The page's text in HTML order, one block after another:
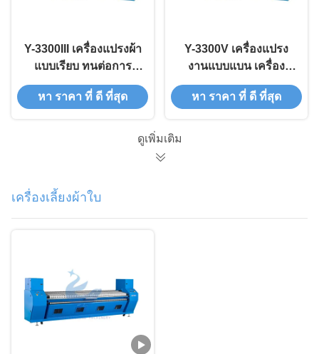
Y-3300III เครื่องแปรงผ้า
แบบเรียบ ทนต่อการ
กัดกร่อน
หา ราคา ที่ ดี ที่สุด
Y-3300V เครื่องแปรง
งานแบบแบน เครื่อง
แปรงงานแบบแบน
เครื่องแปรงงานแบบ
หา ราคา ที่ ดี ที่สุด
ดูเพิ่มเติม
เครื่องเลี้ยงผ้าใบ